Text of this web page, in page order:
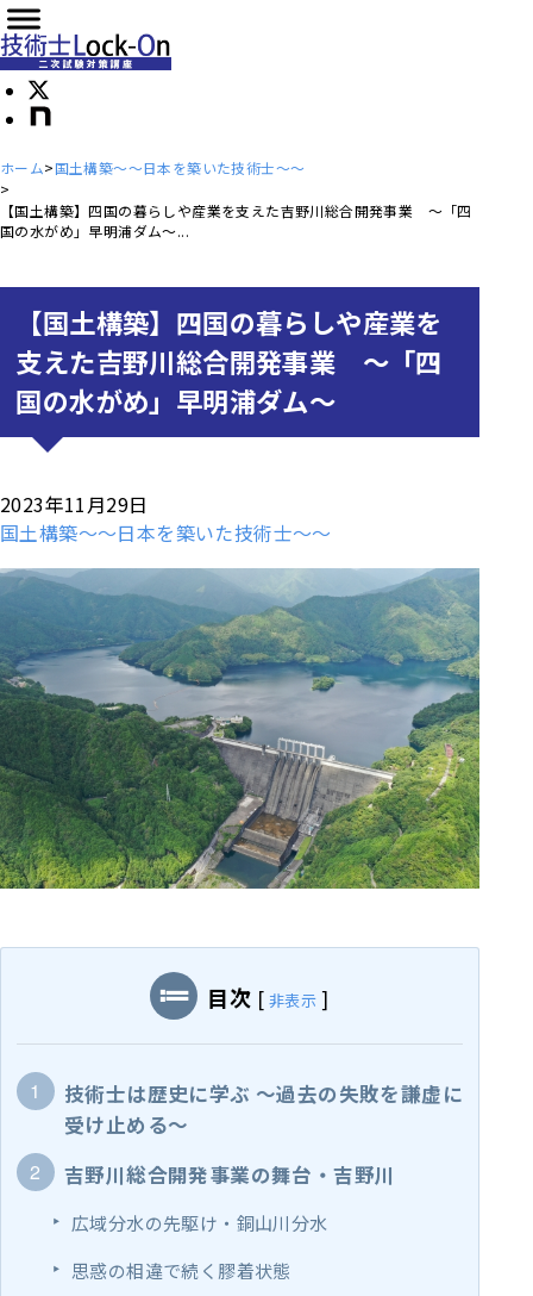
ホーム 国土構築～～日本を築いた技術士～～
【国土構築】四国の暮らしや産業を支えた吉野川総合開発事業 ～「四
国の水がめ」早明浦ダム～...
【国土構築】四国の暮らしや産業を
支えた吉野川総合開発事業 ～「四
国の水がめ」早明浦ダム～
2023年11月29日
国土構築～～日本を築いた技術士～～
目次 [ 非表示 ]
技術士は歴史に学ぶ ～過去の失敗を謙虚に
受け止める～
吉野川総合開発事業の舞台・吉野川
広域分水の先駆け・銅山川分水
思惑の相違で続く膠着状態